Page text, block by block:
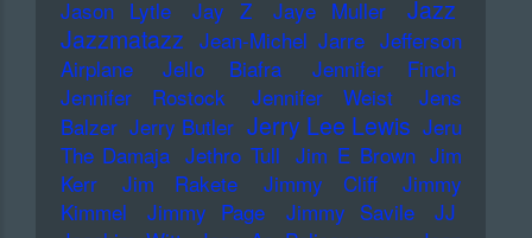
Jason Lytle
Jay Z Jaye Muller
Jazz
Jazzmatazz Jean-Michel Jarre Jefferson
Airplane
Jello Biafra
Jennifer Finch
Jennifer Rostock
Jennifer Weist
Jens
Balzer Jerry Butler Jerry Lee Lewis Jeru
The Damaja Jethro Tull Jim E Brown Jim
Kerr
Jim Rakete Jimmy Cliff
Jimmy
Kimmel
Jimmy Page Jimmy Savile
JJ